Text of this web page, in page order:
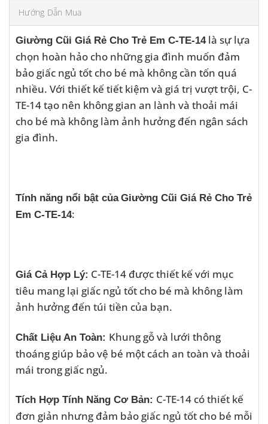
Hướng Dẫn Mua
Giường Cũi Giá Rẻ Cho Trẻ Em C-TE-14là sự lựa
chọn hoàn hảo cho những gia đình muốn đảm
bảo giấc ngủ tốt cho bé mà không cần tốn quá
nhiều. Với thiết kế tiết kiệm và giá trị vượt trội, C-
TE-14 tạo nên không gian an lành và thoải mái
cho bé mà không làm ảnh hưởng đến ngân sách
gia đình.
Tính năng nổi bật của Giường Cũi Giá Rẻ Cho Trẻ
Em C-TE-14:
Giá Cả Hợp Lý: C-TE-14 được thiết kế với mục
tiêu mang lại giấc ngủ tốt cho bé mà không làm
ảnh hưởng đến túi tiền của bạn.
Chất Liệu An Toàn: Khung gỗ và lưới thông
thoáng giúp bảo vệ bé một cách an toàn và thoải
mái trong giấc ngủ.
Tích Hợp Tính Năng Cơ Bản: C-TE-14 có thiết kế
đơn giản nhưng đảm bảo giấc ngủ tốt cho bé mỗi